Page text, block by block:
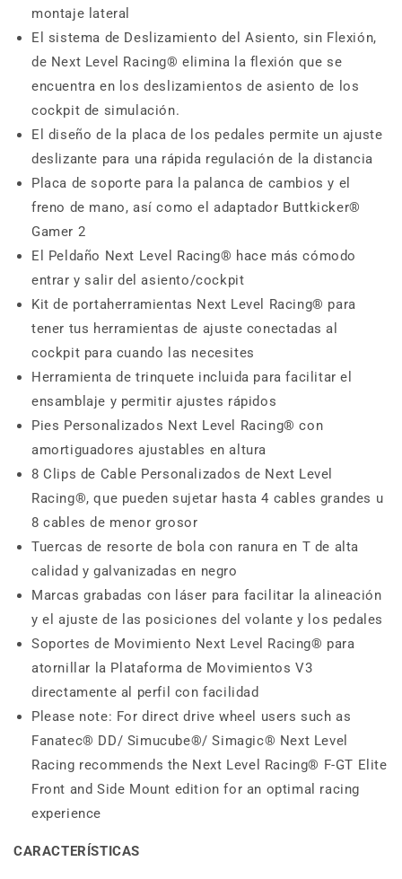
montaje lateral
El sistema de Deslizamiento del Asiento, sin Flexión,
de Next Level Racing® elimina la flexión que se
encuentra en los deslizamientos de asiento de los
cockpit de simulación.
El diseño de la placa de los pedales permite un ajuste
deslizante para una rápida regulación de la distancia
Placa de soporte para la palanca de cambios y el
freno de mano, así como el adaptador Buttkicker®
Gamer 2
El Peldaño Next Level Racing® hace más cómodo
entrar y salir del asiento/cockpit
Kit de portaherramientas Next Level Racing® para
tener tus herramientas de ajuste conectadas al
cockpit para cuando las necesites
Herramienta de trinquete incluida para facilitar el
ensamblaje y permitir ajustes rápidos
Pies Personalizados Next Level Racing® con
amortiguadores ajustables en altura
8 Clips de Cable Personalizados de Next Level
Racing®, que pueden sujetar hasta 4 cables grandes u
8 cables de menor grosor
Tuercas de resorte de bola con ranura en T de alta
calidad y galvanizadas en negro
Marcas grabadas con láser para facilitar la alineación
y el ajuste de las posiciones del volante y los pedales
Soportes de Movimiento Next Level Racing® para
atornillar la Plataforma de Movimientos V3
directamente al perfil con facilidad
Please note: For direct drive wheel users such as
Fanatec® DD/ Simucube®/ Simagic® Next Level
Racing recommends the Next Level Racing® F-GT Elite
Front and Side Mount edition for an optimal racing
experience
CARACTERÍSTICAS